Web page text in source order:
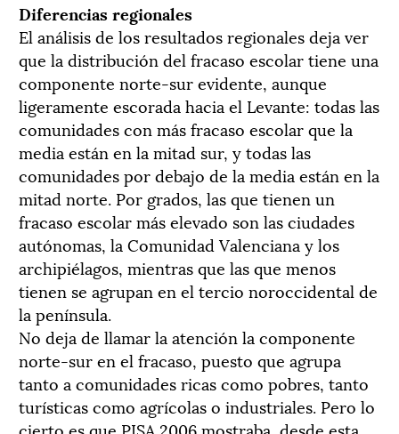
Diferencias regionales
El análisis de los resultados regionales deja ver
que la distribución del fracaso escolar tiene una
componente norte-sur evidente, aunque
ligeramente escorada hacia el Levante: todas las
comunidades con más fracaso escolar que la
media están en la mitad sur, y todas las
comunidades por debajo de la media están en la
mitad norte. Por grados, las que tienen un
fracaso escolar más elevado son las ciudades
autónomas, la Comunidad Valenciana y los
archipiélagos, mientras que las que menos
tienen se agrupan en el tercio noroccidental de
la península.
No deja de llamar la atención la componente
norte-sur en el fracaso, puesto que agrupa
tanto a comunidades ricas como pobres, tanto
turísticas como agrícolas o industriales. Pero lo
cierto es que PISA 2006 mostraba, desde esta